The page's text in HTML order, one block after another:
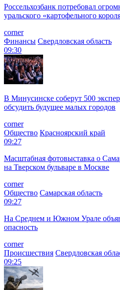
Россельхозбанк потребовал
уральского «картофельного
corner
Финансы Свердловская область
09:30
В Минусинске соберут 500
обсудить будущее малых городов
corner
Общество Красноярский край
09:27
Масштабная фотовыставка о
на Тверском бульваре в Москве
corner
Общество Самарская область
09:27
На Среднем и Южном Урале
опасность
corner
Происшествия Свердловская
09:25